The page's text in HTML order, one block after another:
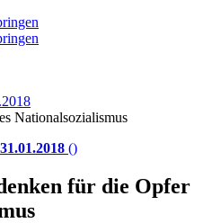
Nationalsozialismus
()
für die Opfer